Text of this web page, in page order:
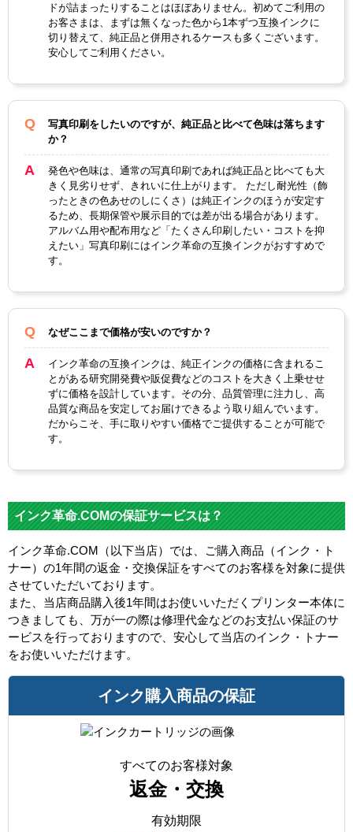
ドが詰まったりすることはほぼありません。初めてご利用の
お客さまは、まずは無くなった色から1本ずつ互換インクに
切り替えて、純正品と併用されるケースも多くございます。
安心してご利用ください。
写真印刷をしたいのですが、純正品と比べて色味は落ちます
か？
発色や色味は、通常の写真印刷であれば純正品と比べても大
きく見劣りせず、きれいに仕上がります。 ただし耐光性（飾
ったときの色あせのしにくさ）は純正インクのほうが安定す
るため、長期保管や展示目的では差が出る場合があります。
アルバム用や配布用など「たくさん印刷したい・コストを抑
えたい」写真印刷にはインク革命の互換インクがおすすめで
す。
なぜここまで価格が安いのですか？
インク革命の互換インクは、純正インクの価格に含まれるこ
とがある研究開発費や販促費などのコストを大きく上乗せせ
ずに価格を設計しています。その分、品質管理に注力し、高
品質な商品を安定してお届けできるよう取り組んでいます。
だからこそ、手に取りやすい価格でご提供することが可能で
す。
インク革命.COMの保証サービスは？
インク革命.COM（以下当店）では、ご購入商品（インク・ト
ナー）の1年間の返金・交換保証をすべてのお客様を対象に提供
させていただいております。
また、当店商品購入後1年間はお使いいただくプリンター本体に
つきましても、万が一の際は修理代金などのお支払い保証のサ
ービスを行っておりますので、安心して当店のインク・トナー
をお使いいただけます。
インク購入商品の保証
すべてのお客様対象
返金・交換
有効期限